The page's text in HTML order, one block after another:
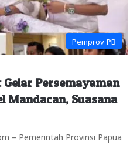
Pemprov PB
Persemayaman
Mandacan, Suasana
– Pemerintah Provinsi Papua